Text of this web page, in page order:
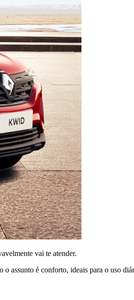
vai te atender.
assunto é conforto, ideais para o uso